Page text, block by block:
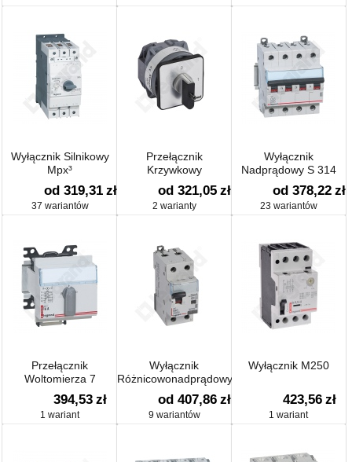
Wyłącznik Silnikowy
Mpx³
od 319,31 zł
37 wariantów
Przełącznik
Krzywkowy
od 321,05 zł
2 warianty
Wyłącznik
Nadprądowy S 314
od 378,22 zł
23 wariantów
Przełącznik
Woltomierza 7
Pozycyjny
394,53 zł
1 wariant
Wyłącznik
Różnicowonadprądowy
P
od 407,86 zł
9 wariantów
Wyłącznik M250
423,56 zł
1 wariant